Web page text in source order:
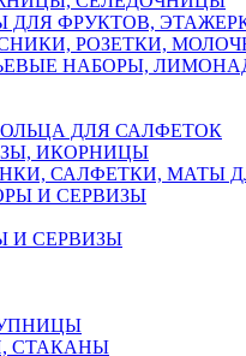
ДЛЯ ФРУКТОВ,
РОЗЕТКИ,
НАБОРЫ,
ДЛЯ САЛФЕТОК
ИКОРНИЦЫ
САЛФЕТКИ, МАТЫ
И СЕРВИЗЫ
И СЕРВИЗЫ
СТАКАНЫ